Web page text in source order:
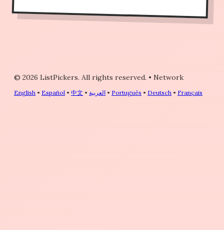
© 2026 ListPickers. All rights reserved. • Network
English • Español • 中文 • العربية • Português • Deutsch • Français